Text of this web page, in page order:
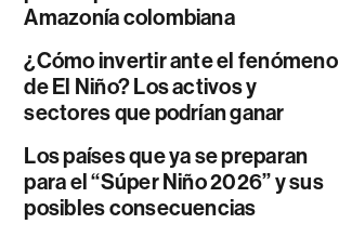
Amazonía colombiana
¿Cómo invertir ante el fenómeno
de El Niño? Los activos y
sectores que podrían ganar
Los países que ya se preparan
para el “Súper Niño 2026” y sus
posibles consecuencias